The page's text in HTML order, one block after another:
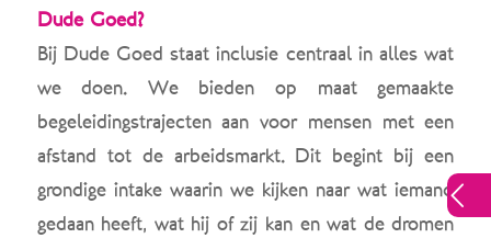
Dude Goed?
Bij Dude Goed staat inclusie centraal in alles wat
we doen. We bieden op maat gemaakte
begeleidingstrajecten aan voor mensen met een
afstand tot de arbeidsmarkt. Dit begint bij een
grondige intake waarin we kijken naar wat iemand
gedaan heeft, wat hij of zij kan en wat de dromen